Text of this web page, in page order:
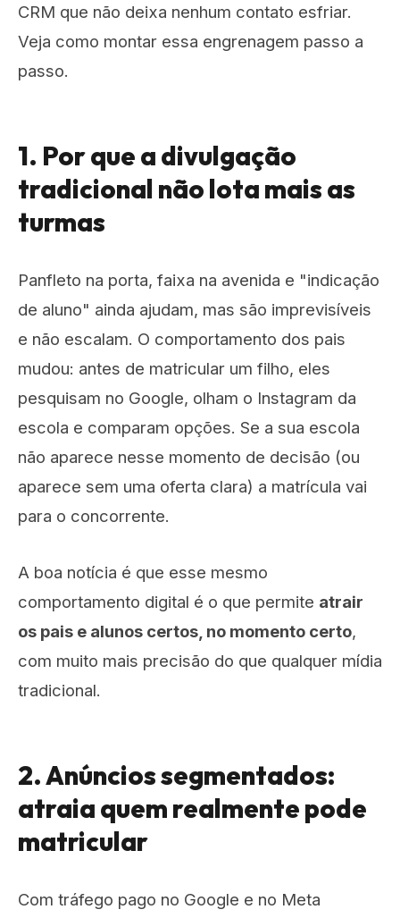
CRM que não deixa nenhum contato esfriar.
Veja como montar essa engrenagem passo a
passo.
1. Por que a divulgação
tradicional não lota mais as
turmas
Panfleto na porta, faixa na avenida e "indicação
de aluno" ainda ajudam, mas são imprevisíveis
e não escalam. O comportamento dos pais
mudou: antes de matricular um filho, eles
pesquisam no Google, olham o Instagram da
escola e comparam opções. Se a sua escola
não aparece nesse momento de decisão (ou
aparece sem uma oferta clara) a matrícula vai
para o concorrente.
A boa notícia é que esse mesmo
comportamento digital é o que permite atrair
os pais e alunos certos, no momento certo,
com muito mais precisão do que qualquer mídia
tradicional.
2. Anúncios segmentados:
atraia quem realmente pode
matricular
Com tráfego pago no Google e no Meta